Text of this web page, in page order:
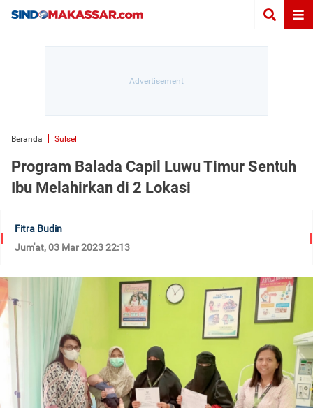
Beranda Sulsel
Program Balada Capil Luwu Timur Sentuh
Ibu Melahirkan di 2 Lokasi
Fitra Budin
Jum'at, 03 Mar 2023 22:13